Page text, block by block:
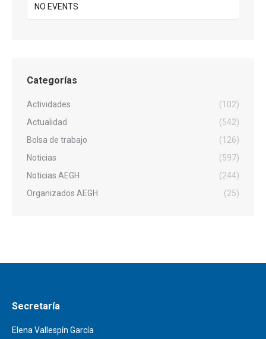
NO EVENTS
Categorías
Actividades
(102)
Actualidad
(542)
Bolsa de trabajo
(126)
Noticias
(597)
Noticias AEGH
(244)
Organizados AEGH
(25)
Secretaría
Elena Vallespín García